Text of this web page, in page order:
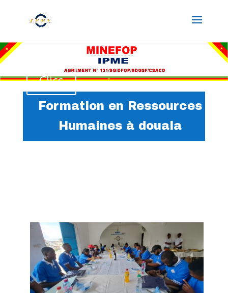
Clics
Formation en Ressources
Humaines à douala